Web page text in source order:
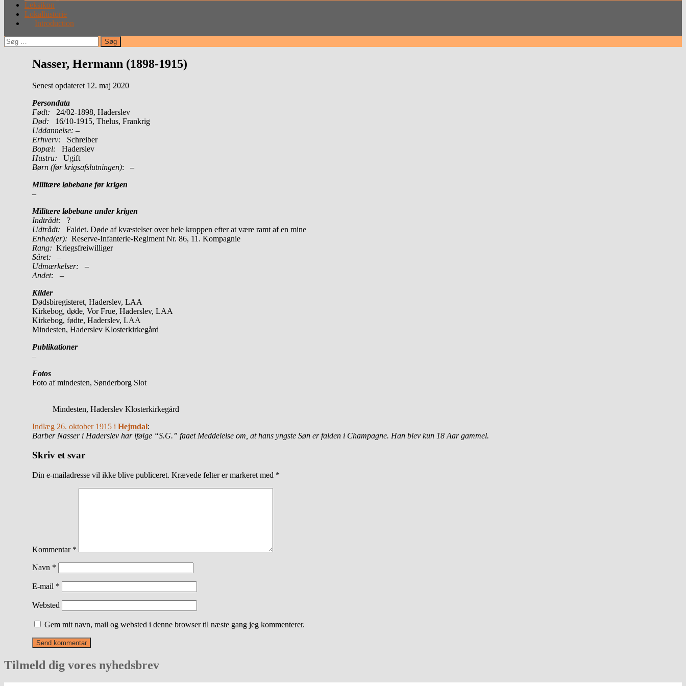
Leksikon
Lokalhistorie
Introduction
Søg
efter:
Nasser, Hermann (1898-1915)
Senest opdateret 12. maj 2020
Persondata
Født: 24/02-1898, Haderslev
Død: 16/10-1915, Thelus, Frankrig
Uddannelse: –
Erhverv: Schreiber
Bopæl: Haderslev
Hustru: Ugift
Børn (før krigsafslutningen): –
Militære løbebane før krigen
–
Militære løbebane under krigen
Indtrådt: ?
Udtrådt: Faldet. Døde af kvæstelser over hele kroppen efter at være ramt af en mine
Enhed(er): Reserve-Infanterie-Regiment Nr. 86, 11. Kompagnie
Rang: Kriegsfreiwilliger
Såret: –
Udmærkelser: –
Andet: –
Kilder
Dødsbiregisteret, Haderslev, LAA
Kirkebog, døde, Vor Frue, Haderslev, LAA
Kirkebog, fødte, Haderslev, LAA
Mindesten, Haderslev Klosterkirkegård
Publikationer
–
Fotos
Foto af mindesten, Sønderborg Slot
Mindesten, Haderslev Klosterkirkegård
Indlæg 26. oktober 1915 i Hejmdal:
Barber Nasser i Haderslev har ifølge “S.G.” faaet Meddelelse om, at hans yngste Søn er falden i Champagne. Han blev kun 18 Aar gammel.
Skriv et svar
Din e-mailadresse vil ikke blive publiceret. Krævede felter er markeret med *
Kommentar *
Navn *
E-mail *
Websted
Gem mit navn, mail og websted i denne browser til næste gang jeg kommenterer.
Tilmeld dig vores nyhedsbrev